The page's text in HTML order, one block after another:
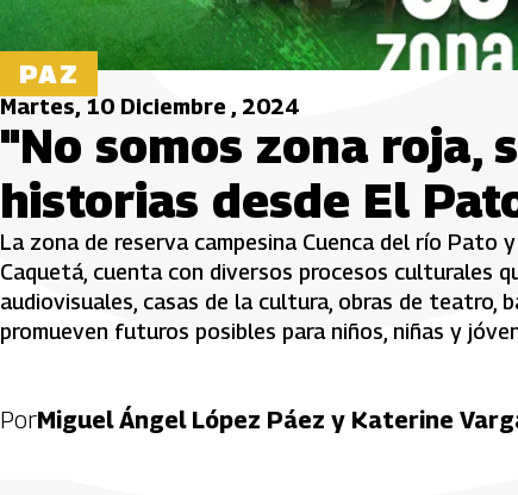
PAZ
Martes, 10 Diciembre , 2024
"No somos zona roja,
historias desde El
La zona de reserva campesina Cuenca del río Pato
Caquetá, cuenta con diversos procesos culturales
audiovisuales, casas de la cultura, obras de teatro,
promueven futuros posibles para niños, niñas y
PorMiguel Ángel López Páez y Katerine